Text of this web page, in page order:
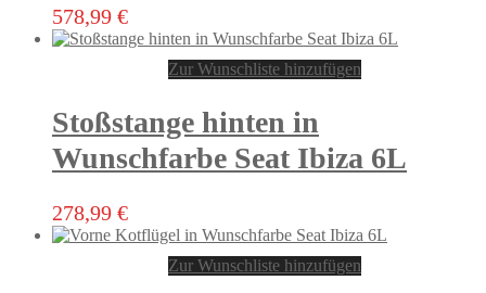
der
Produktseite
gewählt
werden
578,99 €
Zur Wunschliste hinzufügen
Stoßstange hinten in
Wunschfarbe Seat Ibiza 6L
278,99 €
Zur Wunschliste hinzufügen